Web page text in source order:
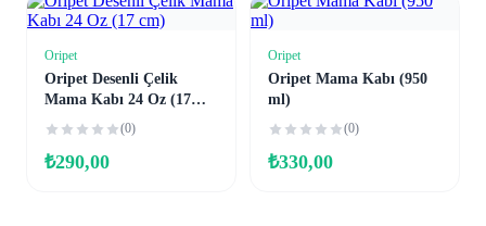
Oripet
Oripet Desenli Çelik
Mama Kabı 24 Oz (17
cm)
(0)
₺290,00
Oripet
Oripet Mama Kabı (950
ml)
(0)
₺330,00